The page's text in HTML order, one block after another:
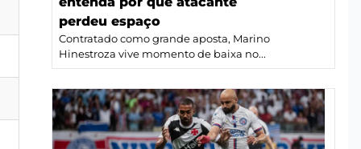
perdeu espaço
Contratado como grande aposta, Marino
Hinestroza vive momento de baixa no...